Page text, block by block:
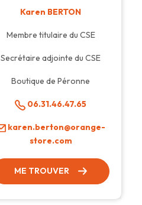
Karen BERTON
Membre titulaire du CSE
Secrétaire adjointe du CSE
Boutique de Péronne
06.31.46.47.65
karen.berton@orange-
store.com
ME TROUVER